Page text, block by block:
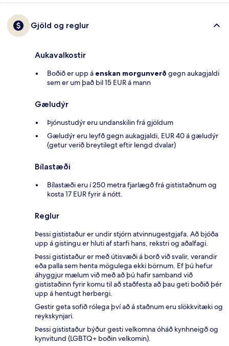
Gjöld og reglur
Aukavalkostir
Boðið er upp á enskan morgunverð gegn aukagjaldi
sem er um það bil 15 EUR á mann
Gæludýr
Þjónustudýr eru undanskilin frá gjöldum
Gæludýr eru leyfð gegn aukagjaldi, EUR 40 á gæludýr
(getur verið breytilegt eftir lengd dvalar)
Bílastæði
Bílastæði eru í 250 metra fjarlægð frá gististaðnum og
kosta 17 EUR fyrir á nótt.
Reglur
Þessi gististaður er undir stjórn atvinnugestgjafa. Að bjóða
upp á gistingu er hluti af starfi hans, rekstri og aðalfagi.
Þessi gististaður er með útisvæði á borð við svalir, verandir
eða palla sem henta mögulega ekki börnum. Ef þú hefur
áhyggjur mælum við með að þú hafir samband við
gististaðinn fyrir komu til að staðfesta að þau geti boðið þér
upp á hentugt herbergi.
Gestir geta sofið rólega því að á staðnum eru slökkvitæki og
reykskynjari.
Þessi gististaður býður gesti velkomna óháð kynhneigð og
kynvitund (LGBTQ+ boðin velkomin).